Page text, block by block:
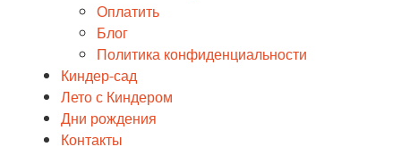
Оплатить
Блог
Политика конфиденциальности
Киндер-сад
Лето с Киндером
Дни рождения
Контакты